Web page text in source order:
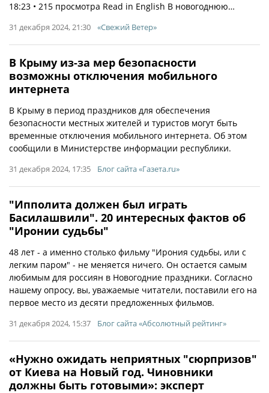
18:23 • 215 просмотра Read in English В новогоднюю…
31 декабря 2024, 21:30 «Свежий Ветер»
В Крыму из-за мер безопасности
возможны отключения мобильного
интернета
В Крыму в период праздников для обеспечения
безопасности местных жителей и туристов могут быть
временные отключения мобильного интернета. Об этом
сообщили в Министерстве информации республики.
31 декабря 2024, 17:35 Блог сайта «Газета.ru»
"Ипполита должен был играть
Басилашвили". 20 интересных фактов об
"Иронии судьбы"
48 лет - а именно столько фильму "Ирония судьбы, или с
легким паром" - не меняется ничего. Он остается самым
любимым для россиян в Новогодние праздники. Согласно
нашему опросу, вы, уважаемые читатели, поставили его на
первое место из десяти предложенных фильмов.
31 декабря 2024, 15:37 Блог сайта «Абсолютный рейтинг»
«Нужно ожидать неприятных "сюрпризов"
от Киева на Новый год. Чиновники
должны быть готовыми»: эксперт